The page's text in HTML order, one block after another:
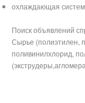
охлаждающая
Поиск объявлений
Сырье (полиэтилен,
поливинилхлорид,